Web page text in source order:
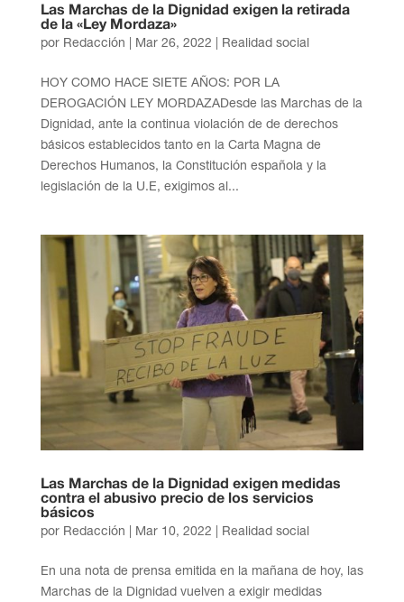
Las Marchas de la Dignidad exigen la retirada
de la «Ley Mordaza»
por Redacción Mar 26, 2022 Realidad social
HOY COMO HACE SIETE AÑOS: POR LA
DEROGACIÓN LEY MORDAZADesde las Marchas de la
Dignidad, ante la continua violación de de derechos
básicos establecidos tanto en la Carta Magna de
Derechos Humanos, la Constitución española y la
legislación de la U.E, exigimos al...
Las Marchas de la Dignidad exigen medidas
contra el abusivo precio de los servicios
básicos
por Redacción Mar 10, 2022 Realidad social
En una nota de prensa emitida en la mañana de hoy, las
Marchas de la Dignidad vuelven a exigir medidas